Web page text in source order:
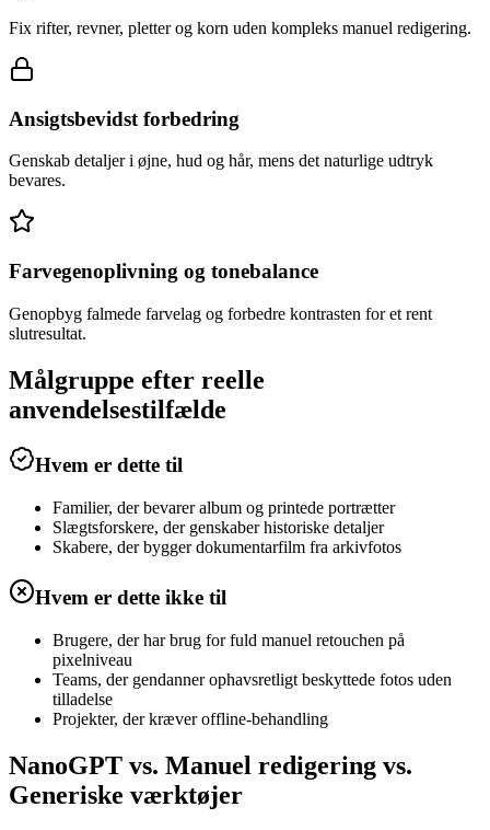
Fix rifter, revner, pletter og korn uden kompleks manuel redigering.
Ansigtsbevidst forbedring
Genskab detaljer i øjne, hud og hår, mens det naturlige udtryk
bevares.
Farvegenoplivning og tonebalance
Genopbyg falmede farvelag og forbedre kontrasten for et rent
slutresultat.
Målgruppe efter reelle
anvendelsestilfælde
Hvem er dette til
Familier, der bevarer album og printede portrætter
Slægtsforskere, der genskaber historiske detaljer
Skabere, der bygger dokumentarfilm fra arkivfotos
Hvem er dette ikke til
Brugere, der har brug for fuld manuel retouchen på
pixelniveau
Teams, der gendanner ophavsretligt beskyttede fotos uden
tilladelse
Projekter, der kræver offline-behandling
NanoGPT vs. Manuel redigering vs.
Generiske værktøjer